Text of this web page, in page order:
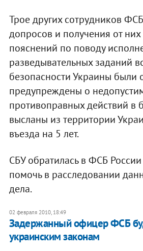
Трое других сотрудников
допросов и получения от
пояснений по поводу
разведывательных заданий
безопасности Украины были
предупреждены о
противоправных действий в
высланы из территории
въезда на 5 лет.
СБУ обратилась в ФСБ
помочь в расследовании
дела.
02 февраля 2010, 18:49
Задержанный офицер ФСБ
украинским законам